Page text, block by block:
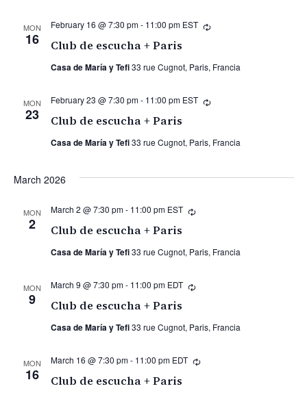
MON
16
February 16 @ 7:30 pm- 11:00 pm EST Recurring
Club de escucha + Paris
Casa de María y Tefi33 rue Cugnot, Paris, Francia
MON
23
February 23 @ 7:30 pm- 11:00 pm EST Recurring
Club de escucha + Paris
Casa de María y Tefi33 rue Cugnot, Paris, Francia
March 2026
MON
2
March 2 @ 7:30 pm- 11:00 pm EST Recurring
Club de escucha + Paris
Casa de María y Tefi33 rue Cugnot, Paris, Francia
MON
9
March 9 @ 7:30 pm- 11:00 pm EDT Recurring
Club de escucha + Paris
Casa de María y Tefi33 rue Cugnot, Paris, Francia
MON
16
March 16 @ 7:30 pm- 11:00 pm EDT Recurring
Club de escucha + Paris